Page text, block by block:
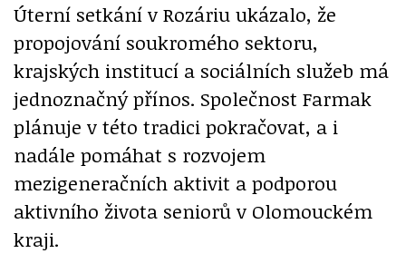
Úterní setkání v Rozáriu ukázalo, že
propojování soukromého sektoru,
krajských institucí a sociálních služeb má
jednoznačný přínos. Společnost Farmak
plánuje v této tradici pokračovat, a i
nadále pomáhat s rozvojem
mezigeneračních aktivit a podporou
aktivního života seniorů v Olomouckém
kraji.